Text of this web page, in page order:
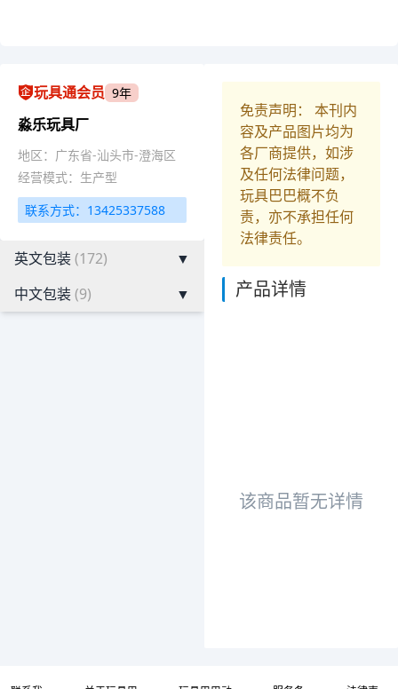
玩具通会员 9年
淼乐玩具厂
地区：广东省-汕头市-澄海区
经营模式：生产型
联系方式：13425337588
英文包装(172)
▼
中文包装(9) ▼
免责声明： 本刊内
容及产品图片均为
各厂商提供，如涉
及任何法律问题，
玩具巴巴概不负
责，亦不承担任何
法律责任。
产品详情
该商品暂无详情